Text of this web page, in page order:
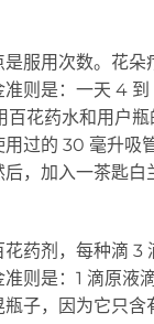
服用次数。花朵
则是：一天 4
百花药水和用户
过的 30 毫升吸
，加入一茶匙白
药剂，每种滴 3
则是：1 滴原液
子，因为它只含